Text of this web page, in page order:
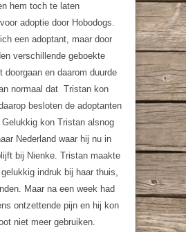
hem toch te laten
adoptie door Hobodogs.
een adoptant, maar door
verschillende geboekte
doorgaan en daarom duurde
normaal dat Tristan kon
besloten de adoptanten
kon Tristan alsnog
Nederland waar hij nu in
bij Nienke. Tristan maakte
indruk bij haar thuis,
Maar na een week had
ontzettende pijn en hij kon
niet meer gebruiken.